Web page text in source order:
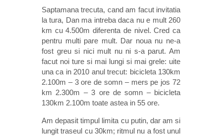
Saptamana trecuta, cand am facut invitatia
la tura, Dan ma intreba daca nu e mult 260
km cu 4.500m diferenta de nivel. Cred ca
pentru multi pare mult. Dar noua nu ne-a
fost greu si nici mult nu ni s-a parut. Am
facut noi ture si mai lungi si mai grele: uite
una ca in 2010 anul trecut: bicicleta 130km
2.100m – 3 ore de somn – mers pe jos 72
km 2.300m – 3 ore de somn – bicicleta
130km 2.100m toate astea in 55 ore.
Am depasit timpul limita cu putin, dar am si
lungit traseul cu 30km; ritmul nu a fost unul